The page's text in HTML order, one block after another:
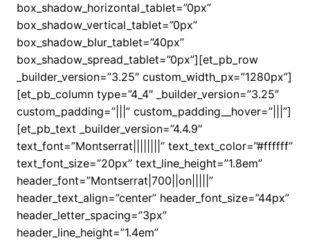
box_shadow_horizontal_tablet=”0px”
box_shadow_vertical_tablet=”0px”
box_shadow_blur_tablet=”40px”
box_shadow_spread_tablet=”0px”][et_pb_row
_builder_version=”3.25″ custom_width_px=”1280px”]
[et_pb_column type=”4_4″ _builder_version=”3.25″
custom_padding=”|||” custom_padding__hover=”|||”]
[et_pb_text _builder_version=”4.4.9″
text_font=”Montserrat||||||||” text_text_color=”#ffffff”
text_font_size=”20px” text_line_height=”1.8em”
header_font=”Montserrat|700||on|||||”
header_text_align=”center” header_font_size=”44px”
header_letter_spacing=”3px”
header_line_height=”1.4em”